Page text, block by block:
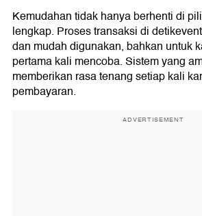
Kemudahan tidak hanya berhenti di
lengkap. Proses transaksi di
dan mudah digunakan, bahkan untuk
pertama kali mencoba. Sistem yang
memberikan rasa tenang setiap kali
pembayaran.
ADVERTISEMENT